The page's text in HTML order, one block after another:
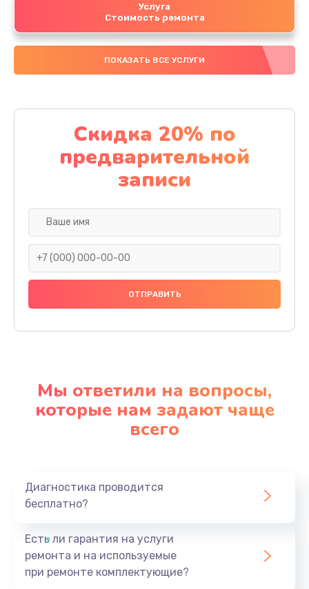
Услуга
Стоимость ремонта
ПОКАЗАТЬ ВСЕ УСЛУГИ
Скидка 20% по
предварительной
записи
Мы ответили на вопросы,
которые нам задают чаще
всего
Диагностика проводится
бесплатно?
Есть ли гарантия на услуги
ремонта и на используемые
при ремонте комплектующие?